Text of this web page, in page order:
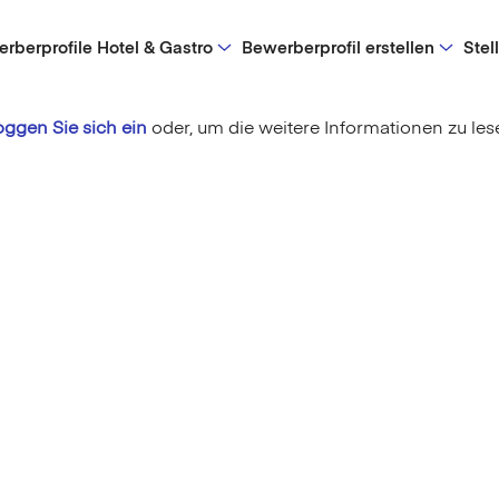
Hotel & Gastro Bewerberprofil erstellen
Sie sich ein oder, um die weitere Informationen zu